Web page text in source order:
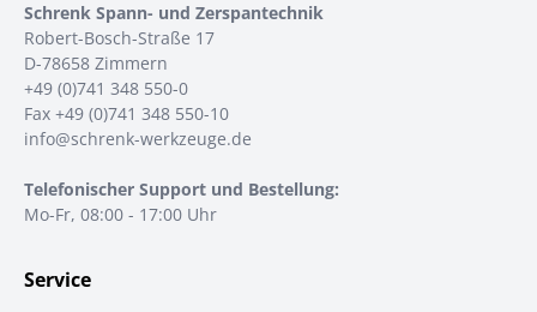
Schrenk Spann- und Zerspantechnik
Robert-Bosch-Straße 17
D-78658 Zimmern
+49 (0)741 348 550-0
Fax +49 (0)741 348 550-10
info@schrenk-werkzeuge.de
Telefonischer Support und Bestellung:
Mo-Fr, 08:00 - 17:00 Uhr
Service